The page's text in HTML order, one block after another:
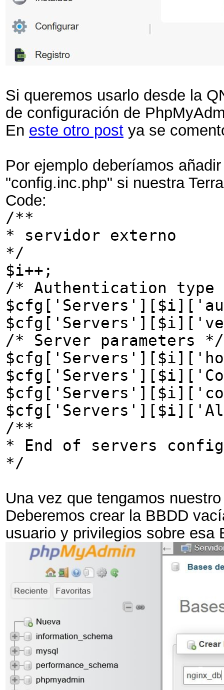
Si queremos usarlo desde la
de configuración de
En este otro post ya se
Por ejemplo deberíamos
"config.inc.php" si nuestra
Code:
/**
* servidor externo
*/
$i++;
/* Authentication
/* Server parameters */
/**
* End of servers
*/
Una vez que tengamos
Deberemos crear la BBDD
usuario y privilegios sobre esa